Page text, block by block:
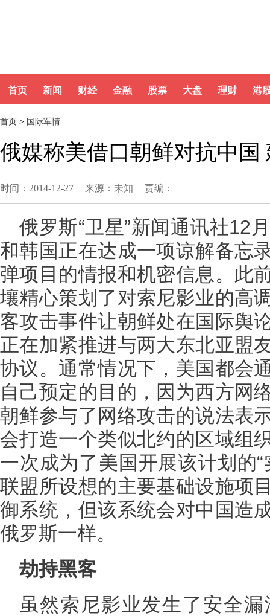
首页 新闻 财经 金融 股票 大盘 理财 港
首页 > 国际军情
俄媒称美借口朝鲜对抗中国
时间：2014-12-27 来源：未知 责编：
俄罗斯“卫星”新闻通讯社12
和韩国正在达成一项谅解备忘
弹项目的情报和机密信息。此
壤精心策划了对索尼影业的高
客攻击事件让朝鲜处在国际舆
正在加紧推进与两大东北亚盟
协议。通常情况下，美国都会
自己预定的目的，因为西方网
朝鲜参与了网络攻击的说法表
会打造一个类似北约的区域组
一次成为了美国开展该计划的
联盟所设想的主要基础设施项
御系统，但该系统会对中国造
俄罗斯一样。
劫持黑客
虽然索尼影业发生了安全